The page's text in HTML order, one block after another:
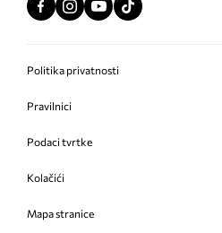
Politika privatnosti
Pravilnici
Podaci tvrtke
Kolačići
Mapa stranice